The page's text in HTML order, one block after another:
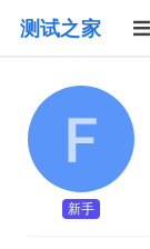
测试之家
新手